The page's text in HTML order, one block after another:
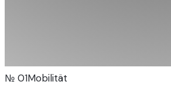
№ 01Mobilität